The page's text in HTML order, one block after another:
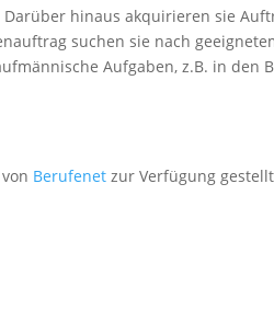
hinaus akquirieren sie
suchen sie nach
Aufgaben, z.B. in den
Berufenet zur Verfügung